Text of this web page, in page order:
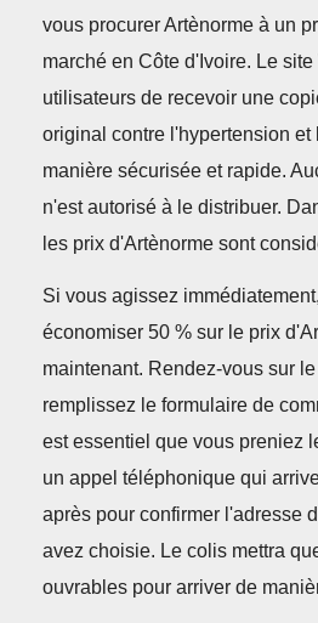
vous procurer Artènorme à un
marché en Côte d'Ivoire. Le
utilisateurs de recevoir une
original contre l'hypertension
manière sécurisée et rapide.
n'est autorisé à le distribuer.
les prix d'Artènorme sont
Si vous agissez
économiser 50 % sur le prix
maintenant. Rendez-vous sur
remplissez le formulaire de
est essentiel que vous preniez
un appel téléphonique qui
après pour confirmer l'adresse
avez choisie. Le colis mettra
ouvrables pour arriver de